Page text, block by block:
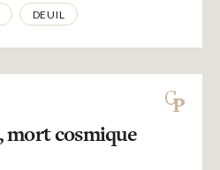
DEUIL
cosmique